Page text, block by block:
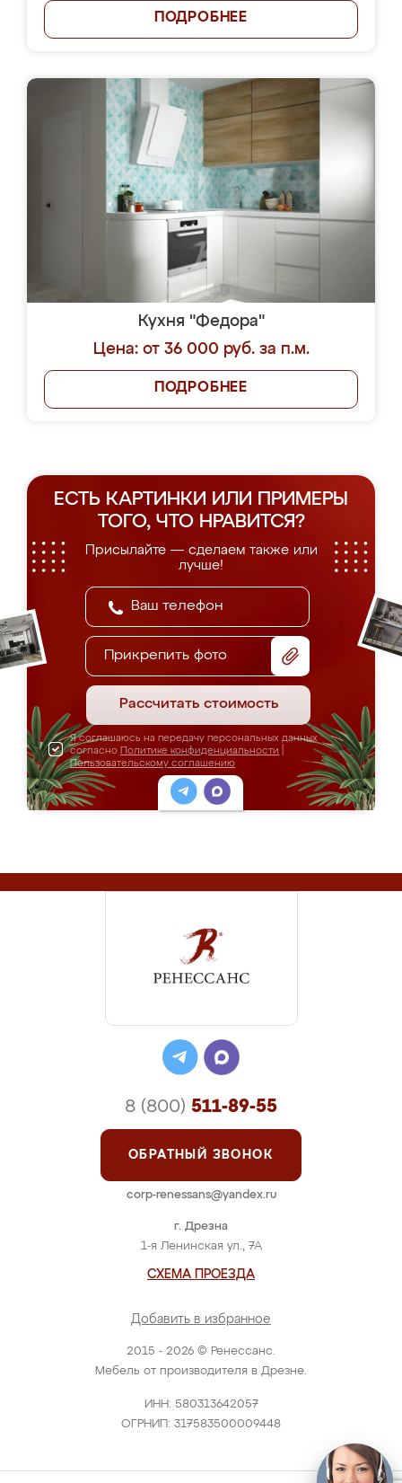
ПОДРОБНЕЕ
Кухня "Федора"
Цена: от 36 000 руб. за п.м.
ПОДРОБНЕЕ
ЕСТЬ КАРТИНКИ ИЛИ ПРИМЕРЫ
ТОГО, ЧТО НРАВИТСЯ?
Присылайте — сделаем также или
лучше!
Прикрепить фото
Рассчитать стоимость
Я соглашаюсь на передачу персональных данных
согласно Политике конфиденциальности
Пользовательскому соглашению
2015 - 2026 © Ренессанс.
Мебель от производителя в Дрезне.
ИНН: 580313642057
ОГРНИП: 317583500009448
г. Дрезна
1-я Ленинская ул., 7А
СХЕМА ПРОЕЗДА
Добавить в избранное
8 (800) 511-89-55
ОБРАТНЫЙ ЗВОНОК
corp-renessans@yandex.ru